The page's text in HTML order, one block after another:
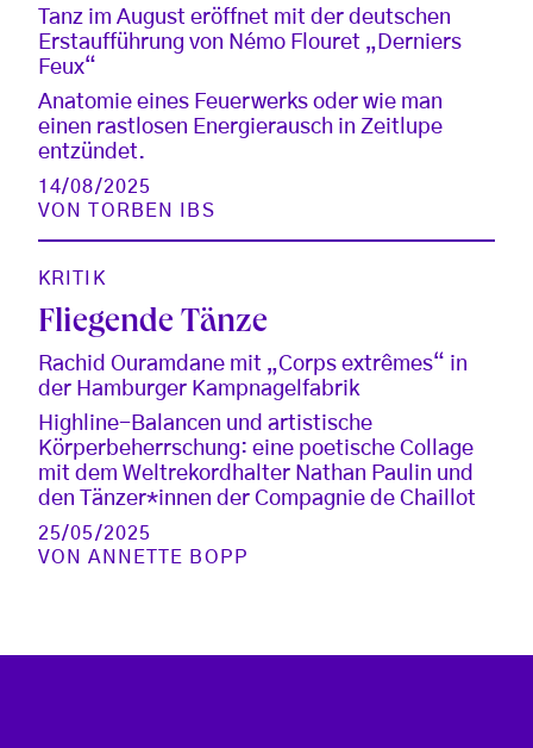
Tanz im August eröffnet mit der deutschen
Erstaufführung von Némo Flouret „Derniers
Feux“
Anatomie eines Feuerwerks oder wie man
einen rastlosen Energierausch in Zeitlupe
entzündet.
14/08/2025
VON
TORBEN IBS
KRITIK
Fliegende Tänze
Rachid Ouramdane mit „Corps extrêmes“ in
der Hamburger Kampnagelfabrik
Highline-Balancen und artistische
Körperbeherrschung: eine poetische Collage
mit dem Weltrekordhalter Nathan Paulin und
den Tänzer*innen der Compagnie de Chaillot
25/05/2025
VONANNETTE BOPP